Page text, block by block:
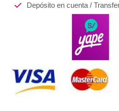
Depósito en cuenta /